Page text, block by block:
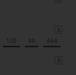
120 80 664